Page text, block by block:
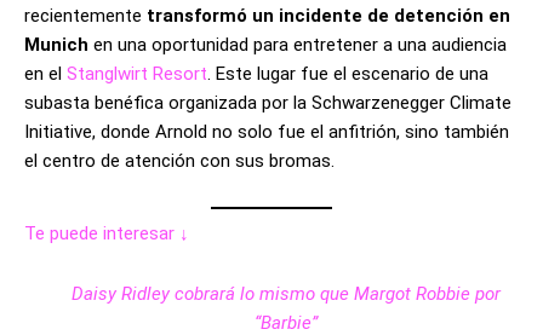
recientemente transformó un incidente de detención en
Munich en una oportunidad para entretener a una audiencia
en el Stanglwirt Resort. Este lugar fue el escenario de una
subasta benéfica organizada por la Schwarzenegger Climate
Initiative, donde Arnold no solo fue el anfitrión, sino también
el centro de atención con sus bromas.
Te puede interesar ↓
Daisy Ridley cobrará lo mismo que Margot Robbie por
“Barbie”